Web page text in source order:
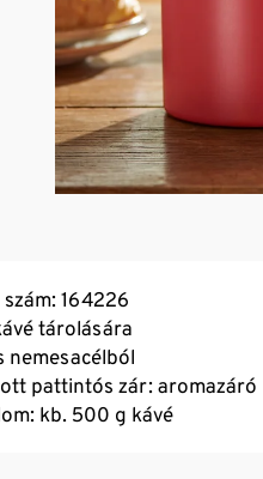
164226
tárolására
nemesacélból
pattintós zár: aromazáró
kb. 500 g kávé